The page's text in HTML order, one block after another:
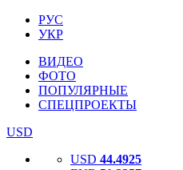
РУС
УКР
ВИДЕО
ФОТО
ПОПУЛЯРНЫЕ
СПЕЦПРОЕКТЫ
USD
USD 44.4925